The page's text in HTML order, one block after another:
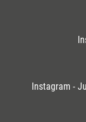
Instagram -